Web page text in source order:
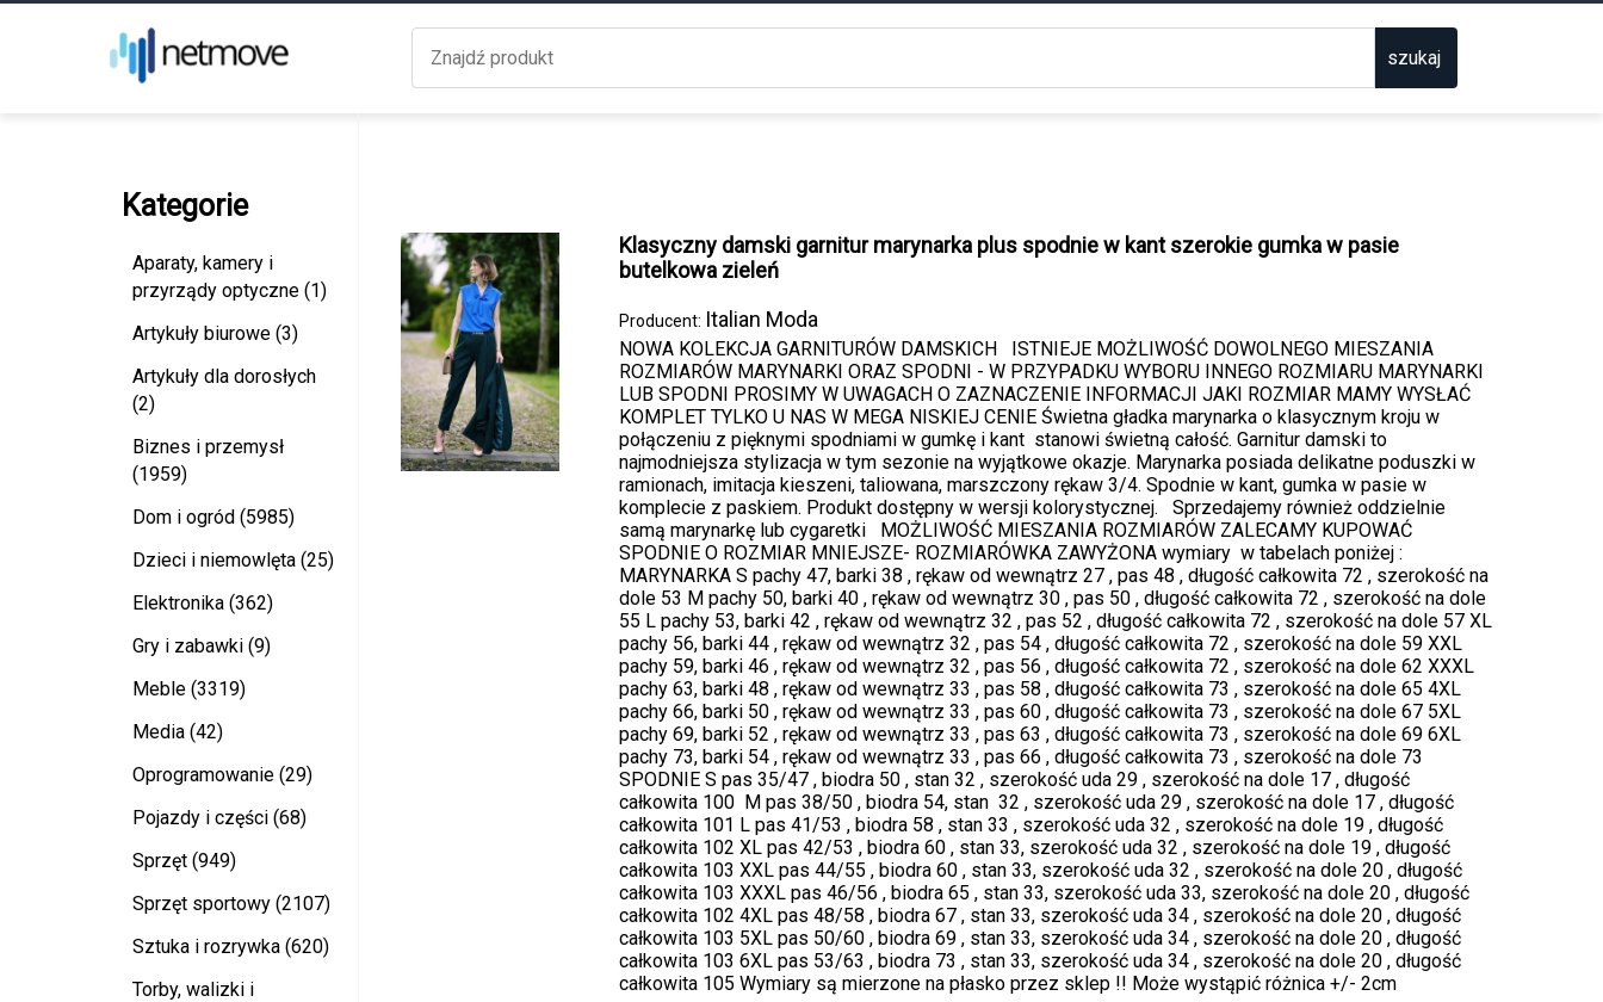
szukaj
Kategorie
Aparaty, kamery i
przyrządy optyczne (1)
Artykuły biurowe (3)
Artykuły dla dorosłych
(2)
Biznes i przemysł
(1959)
Dom i ogród (5985)
Dzieci i niemowlęta (25)
Elektronika (362)
Gry i zabawki (9)
Meble (3319)
Media (42)
Oprogramowanie (29)
Pojazdy i części (68)
Sprzęt (949)
Sprzęt sportowy (2107)
Sztuka i rozrywka (620)
Torby, walizki i
Klasyczny damski garnitur marynarka plus spodnie w kant szerokie gumka w pasie
butelkowa zieleń
Producent: Italian Moda
NOWA KOLEKCJA GARNITURÓW DAMSKICH ISTNIEJE MOŻLIWOŚĆ DOWOLNEGO MIESZANIA
ROZMIARÓW MARYNARKI ORAZ SPODNI - W PRZYPADKU WYBORU INNEGO ROZMIARU MARYNARKI
LUB SPODNI PROSIMY W UWAGACH O ZAZNACZENIE INFORMACJI JAKI ROZMIAR MAMY WYSŁAĆ
KOMPLET TYLKO U NAS W MEGA NISKIEJ CENIE Świetna gładka marynarka o klasycznym kroju w
połączeniu z pięknymi spodniami w gumkę i kant stanowi świetną całość. Garnitur damski to
najmodniejsza stylizacja w tym sezonie na wyjątkowe okazje. Marynarka posiada delikatne poduszki w
ramionach, imitacja kieszeni, taliowana, marszczony rękaw 3/4. Spodnie w kant, gumka w pasie w
komplecie z paskiem. Produkt dostępny w wersji kolorystycznej. Sprzedajemy również oddzielnie
samą marynarkę lub cygaretki MOŻLIWOŚĆ MIESZANIA ROZMIARÓW ZALECAMY KUPOWAĆ
SPODNIE O ROZMIAR MNIEJSZE- ROZMIARÓWKA ZAWYŻONA wymiary w tabelach poniżej :
MARYNARKA S pachy 47, barki 38 , rękaw od wewnątrz 27 , pas 48 , długość całkowita 72 , szerokość na
dole 53 M pachy 50, barki 40 , rękaw od wewnątrz 30 , pas 50 , długość całkowita 72 , szerokość na dole
55 L pachy 53, barki 42 , rękaw od wewnątrz 32 , pas 52 , długość całkowita 72 , szerokość na dole 57 XL
pachy 56, barki 44 , rękaw od wewnątrz 32 , pas 54 , długość całkowita 72 , szerokość na dole 59 XXL
pachy 59, barki 46 , rękaw od wewnątrz 32 , pas 56 , długość całkowita 72 , szerokość na dole 62 XXXL
pachy 63, barki 48 , rękaw od wewnątrz 33 , pas 58 , długość całkowita 73 , szerokość na dole 65 4XL
pachy 66, barki 50 , rękaw od wewnątrz 33 , pas 60 , długość całkowita 73 , szerokość na dole 67 5XL
pachy 69, barki 52 , rękaw od wewnątrz 33 , pas 63 , długość całkowita 73 , szerokość na dole 69 6XL
pachy 73, barki 54 , rękaw od wewnątrz 33 , pas 66 , długość całkowita 73 , szerokość na dole 73
SPODNIE S pas 35/47 , biodra 50 , stan 32 , szerokość uda 29 , szerokość na dole 17 , długość
całkowita 100 M pas 38/50 , biodra 54, stan 32 , szerokość uda 29 , szerokość na dole 17 , długość
całkowita 101 L pas 41/53 , biodra 58 , stan 33 , szerokość uda 32 , szerokość na dole 19 , długość
całkowita 102 XL pas 42/53 , biodra 60 , stan 33, szerokość uda 32 , szerokość na dole 19 , długość
całkowita 103 XXL pas 44/55 , biodra 60 , stan 33, szerokość uda 32 , szerokość na dole 20 , długość
całkowita 103 XXXL pas 46/56 , biodra 65 , stan 33, szerokość uda 33, szerokość na dole 20 , długość
całkowita 102 4XL pas 48/58 , biodra 67 , stan 33, szerokość uda 34 , szerokość na dole 20 , długość
całkowita 103 5XL pas 50/60 , biodra 69 , stan 33, szerokość uda 34 , szerokość na dole 20 , długość
całkowita 103 6XL pas 53/63 , biodra 73 , stan 33, szerokość uda 34 , szerokość na dole 20 , długość
całkowita 105 Wymiary są mierzone na płasko przez sklep !! Może wystąpić różnica +/- 2cm